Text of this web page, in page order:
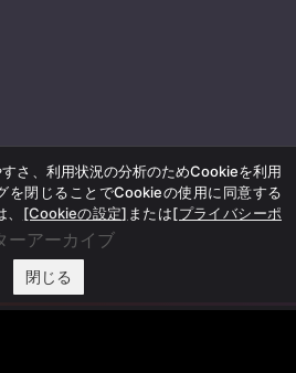
ーアーカイブ
さ、利用状況の分析のためCookieを利用
を閉じることでCookieの使用に同意する
[Cookieの設定] または[プライバシーポ
閉じる